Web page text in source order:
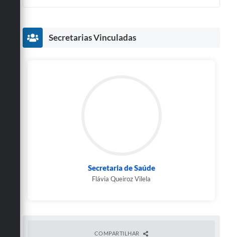
Secretarias Vinculadas
Secretaria de Saúde
Flávia Queiroz Vilela
COMPARTILHAR